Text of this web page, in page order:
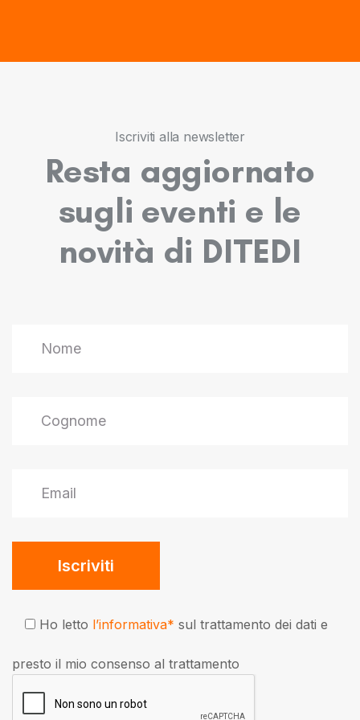
Iscriviti alla newsletter
Resta aggiornato
sugli eventi e le
novità di DITEDI
Ho letto l’informativa* sul trattamento dei dati e
presto il mio consenso al trattamento